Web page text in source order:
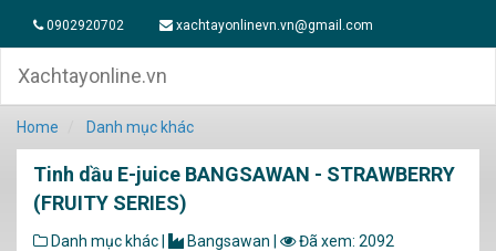
0902920702 xachtayonlinevn.vn@gmail.com
Xachtayonline.vn
Home Danh mục khác
Tinh dầu E-juice BANGSAWAN - STRAWBERRY
(FRUITY SERIES)
Danh mục khác Bangsawan
Đã xem: 2092